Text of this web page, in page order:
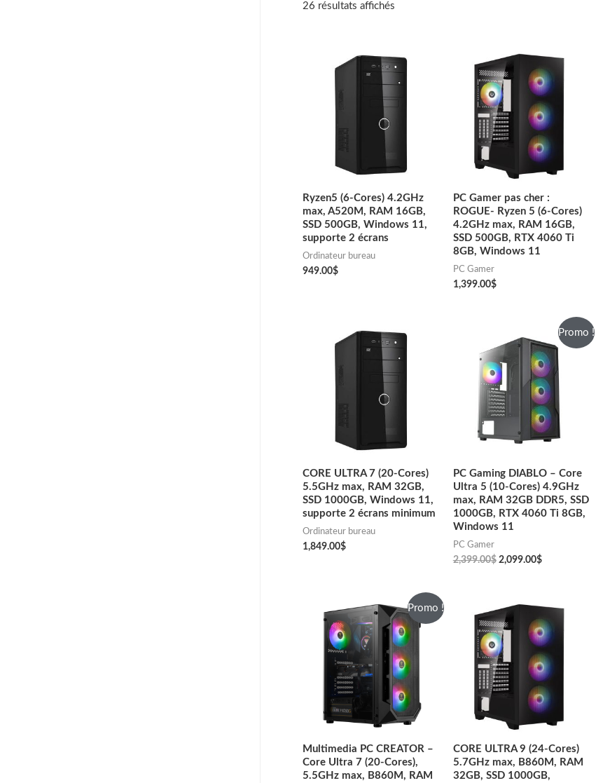
26 résultats affichés
Ryzen5 (6-Cores) 4.2GHz
max, A520M, RAM 16GB,
SSD 500GB, Windows 11,
supporte 2 écrans
Ordinateur bureau
949.00$
PC Gamer pas cher :
ROGUE- Ryzen 5 (6-Cores)
4.2GHz max, RAM 16GB,
SSD 500GB, RTX 4060 Ti
8GB, Windows 11
PC Gamer
1,399.00$
CORE ULTRA 7 (20-Cores)
5.5GHz max, RAM 32GB,
SSD 1000GB, Windows 11,
supporte 2 écrans minimum
Ordinateur bureau
1,849.00$
Promo !
PC Gaming DIABLO – Core
Ultra 5 (10-Cores) 4.9GHz
max, RAM 32GB DDR5, SSD
1000GB, RTX 4060 Ti 8GB,
Windows 11
PC Gamer
2,399.00$ 2,099.00$
Promo !
Multimedia PC CREATOR –
Core Ultra 7 (20-Cores),
5.5GHz max, B860M, RAM
CORE ULTRA 9 (24-Cores)
5.7GHz max, B860M, RAM
32GB, SSD 1000GB,